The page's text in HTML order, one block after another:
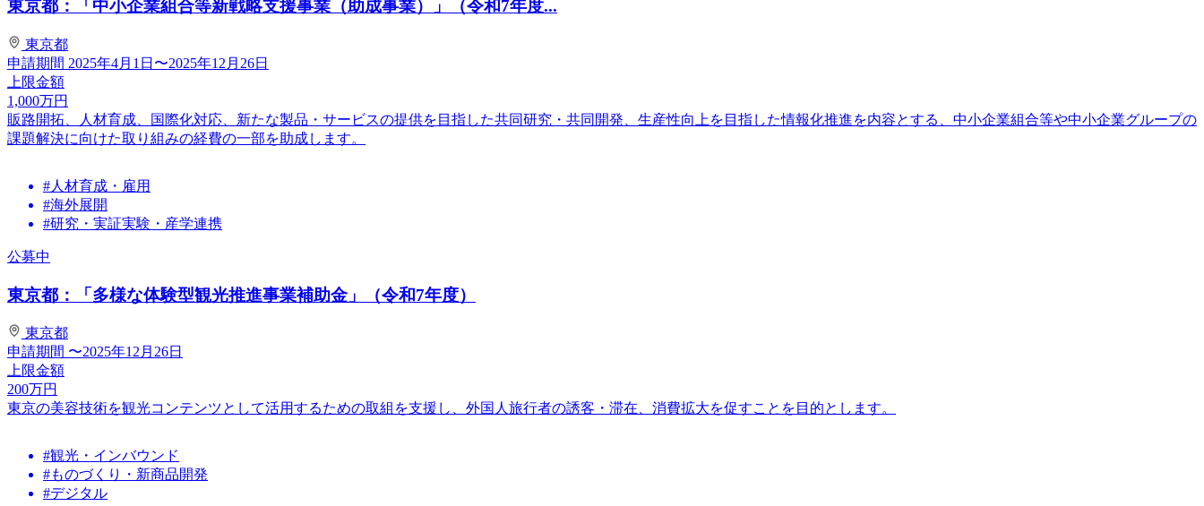
東京都：「中小企業組合等新戦略支援事業（助成事業）」（令和7年度...
東京都
申請期間 2025年4月1日〜2025年12月26日
上限金額
1,000万円
販路開拓、人材育成、国際化対応、新たな製品・サービスの提供を目指した共同研究・共同開発、生産性向上を目指した情報化推進を内容とする、中小企業組合等や中小企業グループの
課題解決に向けた取り組みの経費の一部を助成します。
#人材育成・雇用
#海外展開
#研究・実証実験・産学連携
公募中
東京都：「多様な体験型観光推進事業補助金」（令和7年度）
東京都
申請期間 〜2025年12月26日
上限金額
200万円
東京の美容技術を観光コンテンツとして活用するための取組を支援し、外国人旅行者の誘客・滞在、消費拡大を促すことを目的とします。
#観光・インバウンド
#ものづくり・新商品開発
#デジタル